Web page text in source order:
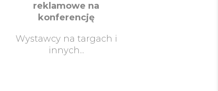
reklamowe na
konferencję
Wystawcy na targach i
innych...